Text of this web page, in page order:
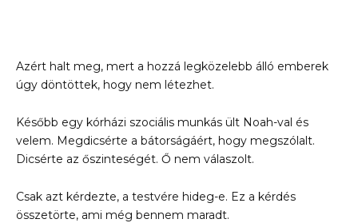
Azért halt meg, mert a hozzá legközelebb álló emberek
úgy döntöttek, hogy nem létezhet.
Később egy kórházi szociális munkás ült Noah-val és
velem. Megdicsérte a bátorságáért, hogy megszólalt.
Dicsérte az őszinteségét. Ő nem válaszolt.
Csak azt kérdezte, a testvére hideg-e. Ez a kérdés
összetörte, ami még bennem maradt.